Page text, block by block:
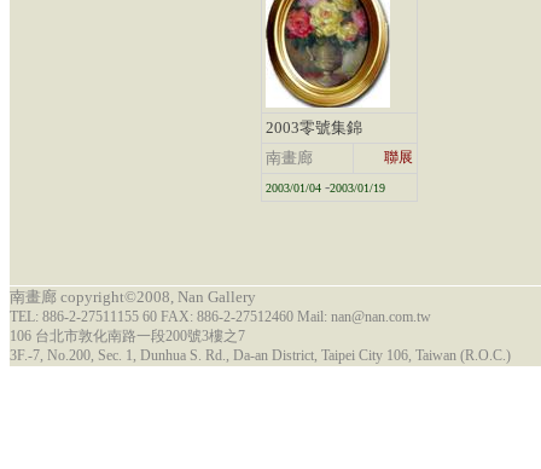
2003零號集錦
南畫廊
聯展
2003/01/04 -2003/01/19
南畫廊 copyright©2008, Nan Gallery
TEL: 886-2-27511155 60 FAX: 886-2-27512460 Mail: nan@nan.com.tw
106 台北市敦化南路一段200號3樓之7
3F.-7, No.200, Sec. 1, Dunhua S. Rd., Da-an District, Taipei City 106, Taiwan (R.O.C.)